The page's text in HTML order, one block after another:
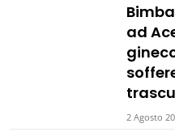
ad
2 Agosto